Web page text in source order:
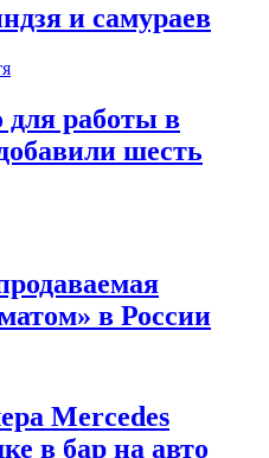
и самураев
для работы в
шесть
в России
Mercedes
в бар на авто